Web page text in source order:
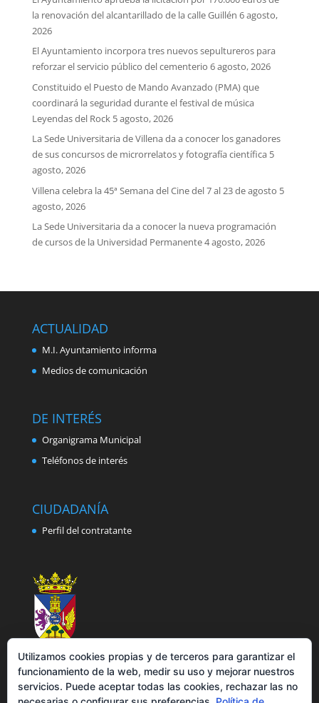
la renovación del alcantarillado de la calle Guillén 6 agosto,
2026
El Ayuntamiento incorpora tres nuevos sepultureros para
reforzar el servicio público del cementerio 6 agosto, 2026
Constituido el Puesto de Mando Avanzado (PMA) que
coordinará la seguridad durante el festival de música
Leyendas del Rock 5 agosto, 2026
La Sede Universitaria de Villena da a conocer los ganadores
de sus concursos de microrrelatos y fotografía científica 5
agosto, 2026
Villena celebra la 45ª Semana del Cine del 7 al 23 de agosto 5
agosto, 2026
La Sede Universitaria da a conocer la nueva programación
de cursos de la Universidad Permanente4 agosto, 2026
ACTUALIDAD
M.I. Ayuntamiento informa
Medios de comunicación
DE INTERÉS
Organigrama Municipal
Teléfonos de interés
CIUDADANÍA
Perfil del contratante
Utilizamos cookies propias y de terceros para garantizar el
funcionamiento de la web, medir su uso y mejorar nuestros
servicios. Puede aceptar todas las cookies, rechazar las no